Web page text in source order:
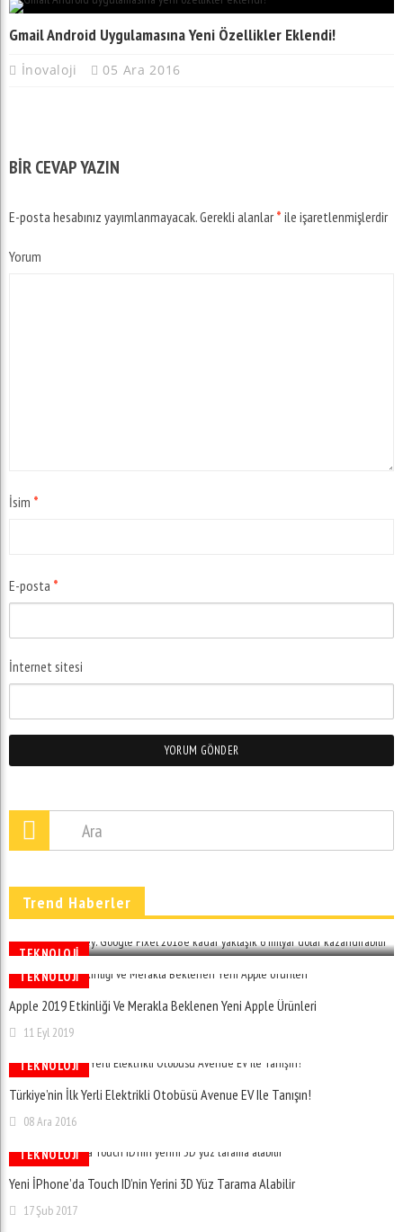
Gmail Android Uygulamasına Yeni Özellikler Eklendi!
İnovaloji 05 Ara 2016
BIR CEVAP YAZIN
E-posta hesabınız yayımlanmayacak.Gerekli alanlar * ile işaretlenmişlerdir
Yorum
İsim *
E-posta *
İnternet sitesi
Trend Haberler
TEKNOLOJI
Morgan Stanley: Google Pixel 2018’e Kadar Yaklaşık 6
Milyar Dolar Kazandırabilir
TEKNOLOJI
Apple 2019 Etkinliği Ve Merakla Beklenen Yeni Apple Ürünleri
11 Eyl 2019
TEKNOLOJI
Türkiye’nin İlk Yerli Elektrikli Otobüsü Avenue EV Ile Tanışın!
08 Ara 2016
TEKNOLOJI
Yeni İPhone’da Touch ID’nin Yerini 3D Yüz Tarama Alabilir
17 Şub 2017